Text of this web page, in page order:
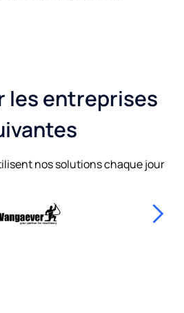
les entreprises
nos solutions chaque jour